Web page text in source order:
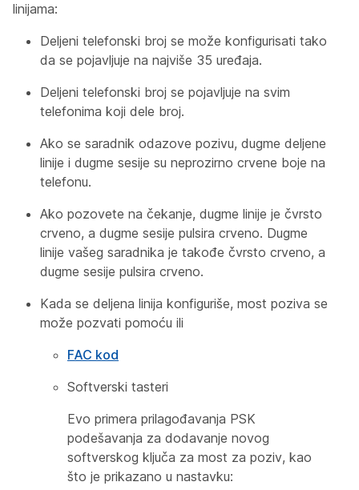
linijama:
Deljeni telefonski broj se može konfigurisati tako
da se pojavljuje na najviše 35 uređaja.
Deljeni telefonski broj se pojavljuje na svim
telefonima koji dele broj.
Ako se saradnik odazove pozivu, dugme deljene
linije i dugme sesije su neprozirno crvene boje na
telefonu.
Ako pozovete na čekanje, dugme linije je čvrsto
crveno, a dugme sesije pulsira crveno. Dugme
linije vašeg saradnika je takođe čvrsto crveno, a
dugme sesije pulsira crveno.
Kada se deljena linija konfiguriše, most poziva se
može pozvati pomoću ili
FAC kod
Softverski tasteri
Evo primera prilagođavanja PSK
podešavanja za dodavanje novog
softverskog ključa za most za poziv, kao
što je prikazano u nastavku: